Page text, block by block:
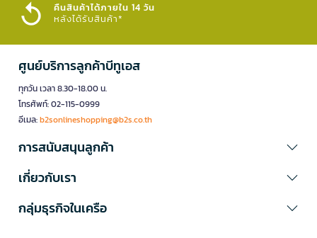
คืนสินค้าได้ภายใน 14 วัน
หลังได้รับสินค้า*
ศูนย์บริการลูกค้าบีทูเอส
ทุกวัน เวลา 8.30-18.00 น.
โทรศัพท์: 02-115-0999
อีเมล:b2sonlineshopping@b2s.co.th
การสนับสนุนลูกค้า
เกี่ยวกับเรา
กลุ่มธุรกิจในเครือ